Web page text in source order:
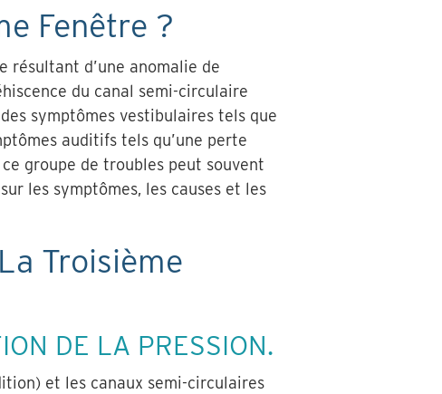
Fenêtre ?
résultant d’une anomalie de
du canal semi-circulaire
symptômes vestibulaires tels que
auditifs tels qu’une perte
groupe de troubles peut souvent
les symptômes, les causes et les
Troisième
DE LA PRESSION.
et les canaux semi-circulaires